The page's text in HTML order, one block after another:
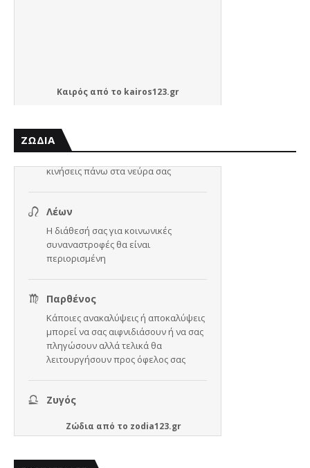
Καιρόςαπό το kairos123.gr
ΖΩΔΙΑ
Ζώδια από το zodia123.gr